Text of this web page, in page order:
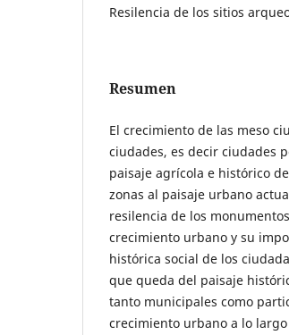
Resilencia de los sitios
Resumen
El crecimiento de las meso
ciudades, es decir ciudades
paisaje agrícola e histórico
zonas al paisaje urbano
resilencia de los
crecimiento urbano y su
histórica social de los
que queda del paisaje
tanto municipales como
crecimiento urbano a lo